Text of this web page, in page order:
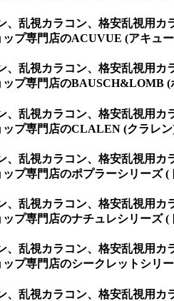
、乱視カラコン、格安乱視用
プ専門店のACUVUE (アキュ
、乱視カラコン、格安乱視用
プ専門店のBAUSCH&LOMB (
、乱視カラコン、格安乱視用
ップ専門店のCLALEN (クラレ
、乱視カラコン、格安乱視用
プ専門店のポプラーシリーズ (
、乱視カラコン、格安乱視用
プ専門店のナチュレシリーズ (
、乱視カラコン、格安乱視用
プ専門店のシークレットシリ
、乱視カラコン、格安乱視用